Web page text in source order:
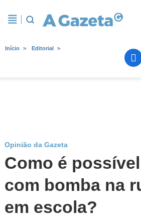
Início Editorial
Opinião da Gazeta
Como é
com bomba na
em escola?